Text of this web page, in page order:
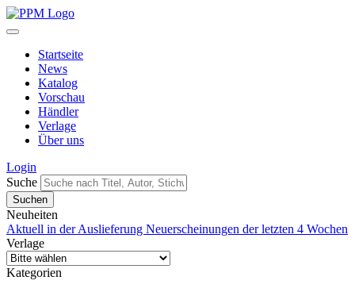
Startseite
News
Katalog
Vorschau
Händler
Verlage
Über uns
Login
Suche
Neuheiten
Aktuell in der Auslieferung Neuerscheinungen der letzten 4 Wochen
Verlage
Kategorien